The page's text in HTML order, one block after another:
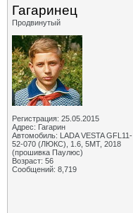
Гагаринец
Продвинутый
Регистрация: 25.05.2015
Адрес: Гагарин
Автомобиль: LADA VESTA GFL11-
52-070 (ЛЮКС), 1.6, 5МТ, 2018
(прошивка Паулюс)
Возраст: 56
Сообщений: 8,719